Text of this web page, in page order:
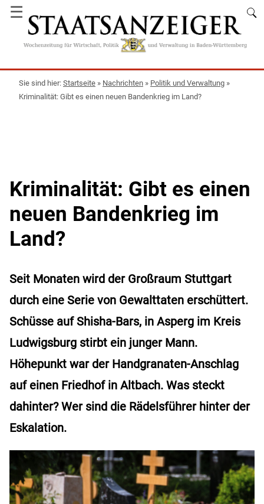
☰
Startseite » Nachrichten » Politik und Verwaltung »
Kriminalität: Gibt es einen neuen Bandenkrieg im Land?
Kriminalität: Gibt es einen
neuen Bandenkrieg im
Land?
Seit Monaten wird der Großraum Stuttgart
durch eine Serie von Gewalttaten erschüttert.
Schüsse auf Shisha-Bars, in Asperg im Kreis
Ludwigsburg stirbt ein junger Mann.
Höhepunkt war der Handgranaten-Anschlag
auf einen Friedhof in Altbach. Was steckt
dahinter? Wer sind die Rädelsführer hinter der
Eskalation.